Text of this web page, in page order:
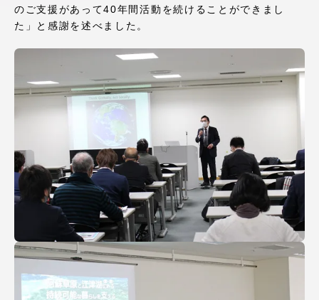
のご支援があって40年間活動を続けることができまし
た」と感謝を述べました。
品川キャンパス
伊勢原キャンパス 静岡キャンパス
熊本キャンパス
阿蘇くまもと
TOKAIスポーツ